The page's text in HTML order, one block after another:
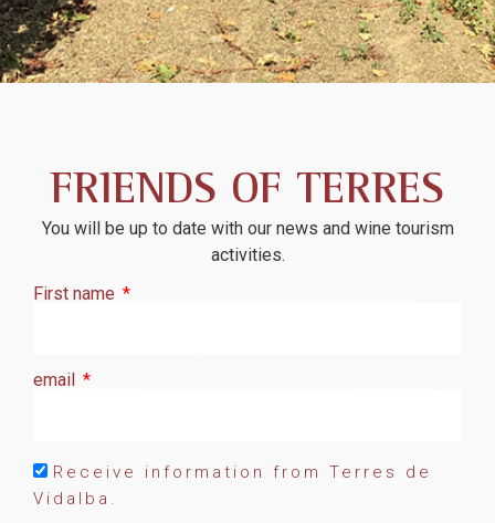
FRIENDS OF TERRES
You will be up to date with our news and wine tourism
activities.
First name
email
Receive information from Terres de
Vidalba.